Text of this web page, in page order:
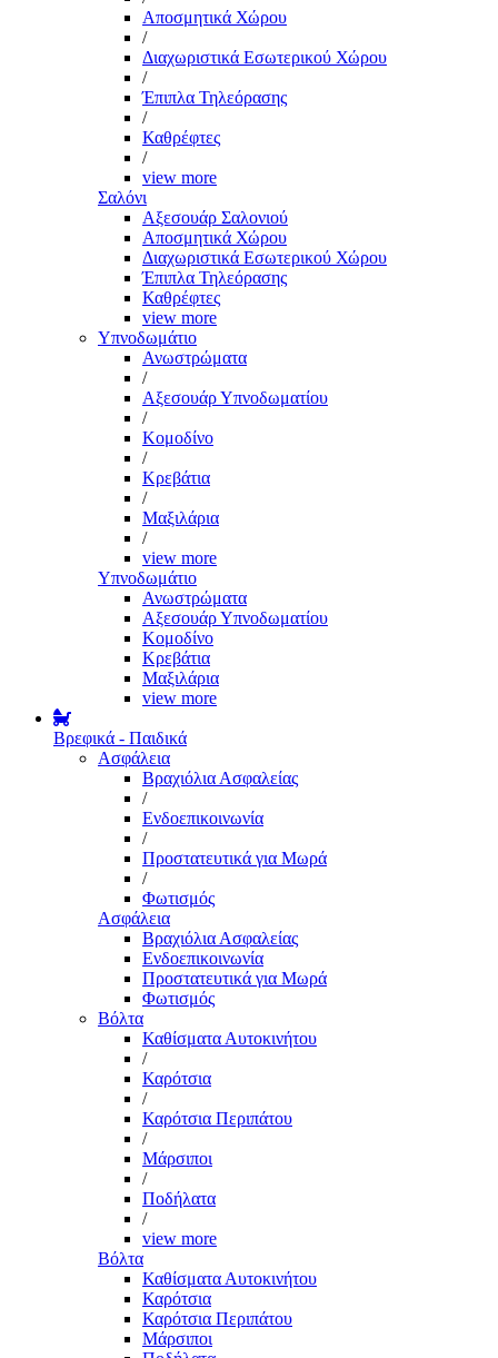
Αποσμητικά Χώρου
/
Διαχωριστικά Εσωτερικού Χώρου
/
Έπιπλα Τηλεόρασης
/
Καθρέφτες
/
view more
Σαλόνι
Αξεσουάρ Σαλονιού
Αποσμητικά Χώρου
Διαχωριστικά Εσωτερικού Χώρου
Έπιπλα Τηλεόρασης
Καθρέφτες
view more
Υπνοδωμάτιο
Ανωστρώματα
/
Αξεσουάρ Υπνοδωματίου
/
Κομοδίνο
/
Κρεβάτια
/
Μαξιλάρια
/
view more
Υπνοδωμάτιο
Ανωστρώματα
Αξεσουάρ Υπνοδωματίου
Κομοδίνο
Κρεβάτια
Μαξιλάρια
view more
Βρεφικά - Παιδικά
Ασφάλεια
Βραχιόλια Ασφαλείας
/
Ενδοεπικοινωνία
/
Προστατευτικά για Μωρά
/
Φωτισμός
Ασφάλεια
Βραχιόλια Ασφαλείας
Ενδοεπικοινωνία
Προστατευτικά για Μωρά
Φωτισμός
Βόλτα
Καθίσματα Αυτοκινήτου
/
Καρότσια
/
Καρότσια Περιπάτου
/
Μάρσιποι
/
Ποδήλατα
/
view more
Βόλτα
Καθίσματα Αυτοκινήτου
Καρότσια
Καρότσια Περιπάτου
Μάρσιποι